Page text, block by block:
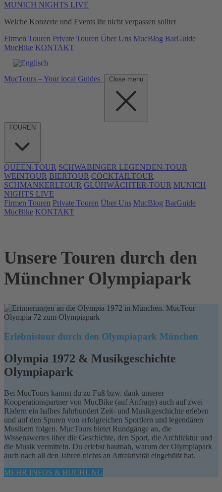
MUNICH NIGHTS LIVE
Welche Konzerte und Events ihr nicht verpassen solltet
Firmen Touren Private Touren Über Uns MucBlog BarGuide
MucBike KONTAKT
MucTours – Your local Guides Close menu
TOUREN
QUEEN-TOUR SCHWABINGER LEGENDEN-TOUR
WEINTOUR BIERTOUR COCKTAILTOUR
SCHMANKERLTOUR GLÜHWÄCHTER-TOUR MUNICH
NIGHTS LIVE
Firmen Touren Private Touren Über Uns MucBlog BarGuide
MucBike KONTAKT
Unsere Touren durch den
Münchner Olympiapark
Erlebnistour durch den Olympiapark München
Olympia 1972 & Musikgeschichte
Olympiapark
Bei MucTours kannst du zu Fuß bzw. dank unserer
Kooperationspartner von MucBike (auf Anfrage) auch auf zwei
Rädern ein halbes Jahrhundert Zeit- und Musikgeschichte erleben
und auf den Spuren von erfolgreichen Sportlern und legendären
Musikern folgen. MucTours bietet Rundgänge an, die
Wissenswertes über die Geschichte, den Sport, die Architektur und
die Musik vermitteln. Du erlebst hautnah, warum der Olympiapark
auch nach all den Jahren nichts an Attraktivität eingebüßt hat.
MEHR INFOS & BUCHUNG